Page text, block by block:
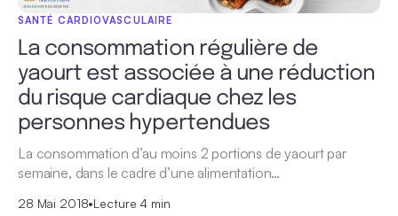
SANTÉ CARDIOVASCULAIRE
La consommation régulière de
yaourt est associée à une réduction
du risque cardiaque chez les
personnes hypertendues
La consommation d’au moins 2 portions de yaourt par
semaine, dans le cadre d’une alimentation…
28 Mai 2018•Lecture 4 min